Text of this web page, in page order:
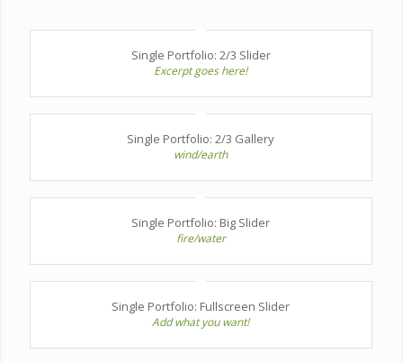
Single Portfolio: 2/3 Slider
Excerpt goes here!
Single Portfolio: 2/3 Gallery
wind/earth
Single Portfolio: Big Slider
fire/water
Single Portfolio: Fullscreen Slider
Add what you want!